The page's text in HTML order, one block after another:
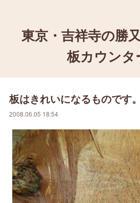
東京・吉祥寺の勝
板カウンタ
板はきれいになるものです。
2008.06.05 18:54